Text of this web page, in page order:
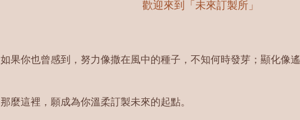
歡迎來到「未來訂製所」
如果你也曾感到，努力像撒在風中的種子，不知何時發芽；顯化像
那麼這裡，願成為你溫柔訂製未來的起點。